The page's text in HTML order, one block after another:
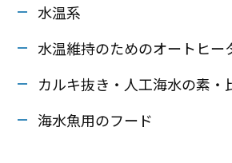
水温系
水温維持のためのオートヒー
カルキ抜き・人工海水の素・
海水魚用のフード